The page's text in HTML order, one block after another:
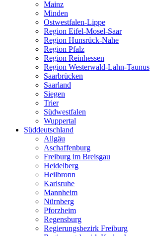
Mainz
Minden
Ostwestfalen-Lippe
Region Eifel-Mosel-Saar
Region Hunsrück-Nahe
Region Pfalz
Region Reinhessen
Region Westerwald-Lahn-Taunus
Saarbrücken
Saarland
Siegen
Trier
Südwestfalen
Wuppertal
Süddeutschland
Allgäu
Aschaffenburg
Freiburg im Breisgau
Heidelberg
Heilbronn
Karlsruhe
Mannheim
Nürnberg
Pforzheim
Regensburg
Regierungsbezirk Freiburg